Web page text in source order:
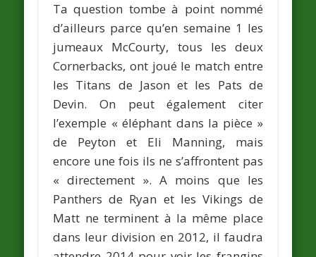
Ta question tombe à point nommé
d’ailleurs parce qu’en semaine 1 les
jumeaux McCourty, tous les deux
Cornerbacks, ont joué le match entre
les Titans de Jasonet les Pats de
Devin. On peut également citer
l’exemple « éléphant dans la pièce »
de Peyton et Eli Manning, mais
encore une fois ils ne s’affrontent pas
« directement ». A moins que les
Panthers de Ryan et les Vikings de
Matt ne terminent à la même place
dans leur division en 2012, il faudra